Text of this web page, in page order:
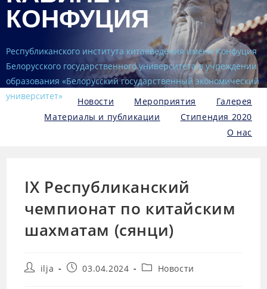
КОНФУЦИЯ
Республиканского института китаеведения имени Конфуция
Белорусского государственного университета в учреждении
образования «Белорусский государственный экономический
университет»
Новости Мероприятия
Галерея
Материалы и публикации
Стипендия 2020
О нас
IX Республиканский
чемпионат по китайским
шахматам (сянци)
ilja 03.04.2024 Новости